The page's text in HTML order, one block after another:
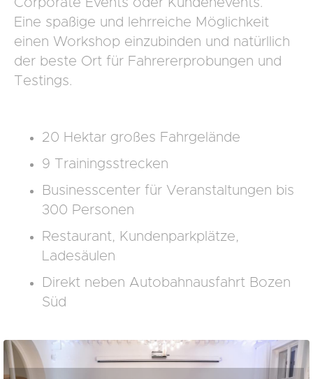
Corporate Events oder Kundenevents.
Eine spaßige und lehrreiche Möglichkeit
einen Workshop einzubinden und natürllich
der beste Ort für Fahrererprobungen und
Testings.
20 Hektar großes Fahrgelände
9 Trainingsstrecken
Businesscenter für Veranstaltungen bis
300 Personen
Restaurant, Kundenparkplätze,
Ladesäulen
Direkt neben Autobahnausfahrt Bozen
Süd